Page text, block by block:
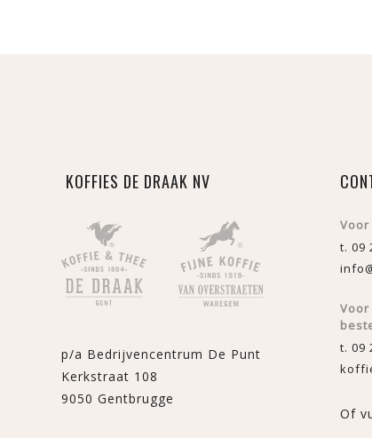
KOFFIES DE DRAAK NV
p/a Bedrijvencentrum De Punt
Kerkstraat 108
9050 Gentbrugge
t. 09
t. 09
Of